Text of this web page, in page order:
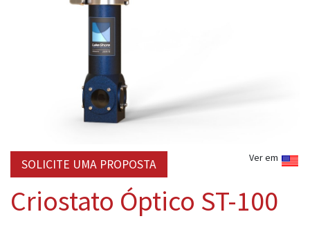
Ver em
SOLICITE UMA PROPOSTA
Criostato Óptico ST-100